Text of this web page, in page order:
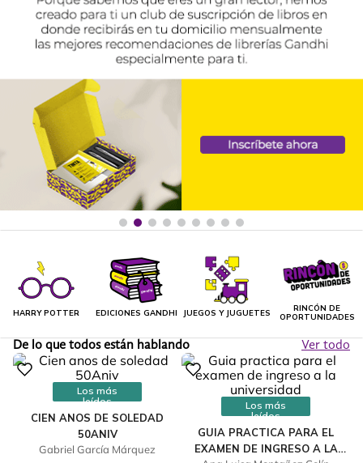
HARRY POTTER EDICIONES GANDHI JUEGOS Y JUGUETES
RINCÓN DE
OPORTUNIDADES
De lo que todos están hablando Ver todo
Los más
leídos
CIEN ANOS DE SOLEDAD
50ANIV
Gabriel García Márquez
Los más
leídos
GUIA PRACTICA PARA EL
EXAMEN DE INGRESO A LA